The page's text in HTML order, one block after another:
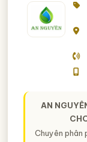
AN
Chuyên phân